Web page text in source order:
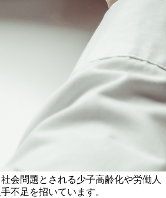
会問題とされる少子高齢化や労働人
不足を招いています。